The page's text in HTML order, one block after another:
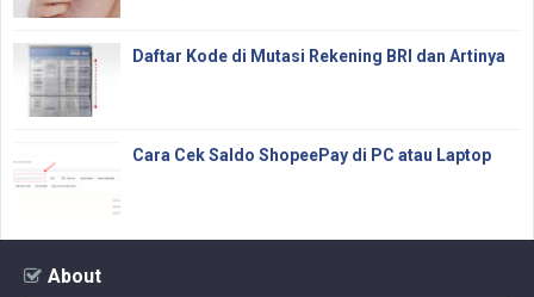
Daftar Kode di Mutasi Rekening BRI dan Artinya
Cara Cek Saldo ShopeePay di PC atau Laptop
About